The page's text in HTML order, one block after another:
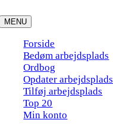
to
content
MENU
Forside
Bedøm arbejdsplads
Ordbog
Opdater arbejdsplads
Tilføj arbejdsplads
Top 20
Min konto